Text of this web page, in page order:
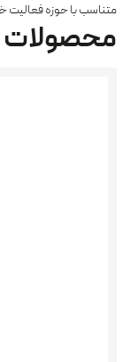
متناسب با حوزه فعالیت
محصولات